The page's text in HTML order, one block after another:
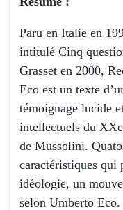
Paru en Italie en
intitulé Cinq
Grasset en 2000,
Eco est un texte
témoignage lucide
intellectuels du
de Mussolini.
caractéristiques qui
idéologie, un
selon Umberto Eco.